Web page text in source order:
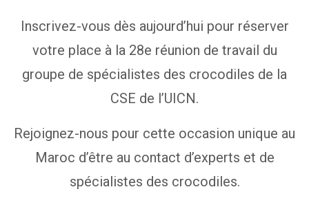
Inscrivez-vous dès aujourd’hui pour réserver
votre place à la 28e réunion de travail du
groupe de spécialistes des crocodiles de la
CSE de l’UICN.
Rejoignez-nous pour cette occasion unique au
Maroc d’être au contact d’experts et de
spécialistes des crocodiles.